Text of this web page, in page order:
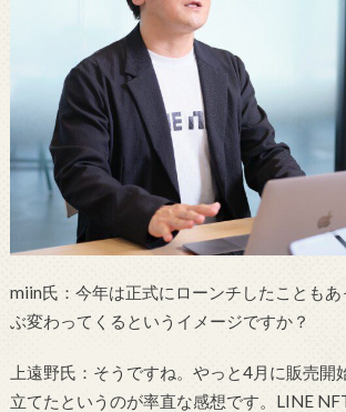
miin氏：今年は正式にローンチしたことも
ぶ変わってくるというイメージですか？
上遠野氏：そうですね。やっと4月に販売開
立てたというのが率直な感想です。LINE